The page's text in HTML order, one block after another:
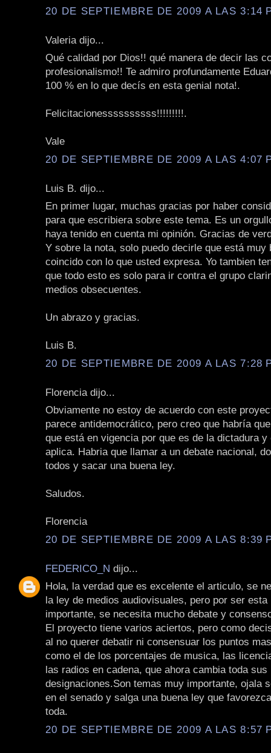
20 DE SEPTIEMBRE DE 2009 A LAS 3:14
Valeria dijo...
Qué calidad por Dios!! qué manera de decir las
profesionalismo!! Te admiro profundamente
100 % en lo que decís en esta genial nota!.
Felicitacionessssssssss!!!!!!!!!.
Vale
20 DE SEPTIEMBRE DE 2009 A LAS 4:07
Luis B. dijo...
En primer lugar, muchas gracias por haber
para que escribiera sobre este tema. Es un
haya tenido en cuenta mi opinión. Gracias de
Y sobre la nota, solo puedo decirle que está muy
coincido con lo que usted expresa. Yo tambien
que todo esto es solo para ir contra el grupo
medios obsecuentes.
Un abrazo y gracias.
Luis B.
20 DE SEPTIEMBRE DE 2009 A LAS 7:28
Florencia dijo...
Obviamente no estoy de acuerdo con este
parece antidemocrático, pero creo que habría
que está en vigencia por que es de la dictadura
aplica. Habria que llamar a un debate nacional,
todos y sacar una buena ley.
Saludos.
Florencia
20 DE SEPTIEMBRE DE 2009 A LAS 8:39
FEDERICO_N dijo...
Hola, la verdad que es excelente el articulo, se
la ley de medios audiovisuales, pero por ser esta
importante, se necesita mucho debate y
El proyecto tiene varios aciertos, pero como
al no querer debatir ni consensuar los puntos
como el de los porcentajes de musica, las
las radios en cadena, que ahora cambia toda sus
designaciones.Son temas muy importante, ojala
en el senado y salga una buena ley que
toda.
20 DE SEPTIEMBRE DE 2009 A LAS 8:57